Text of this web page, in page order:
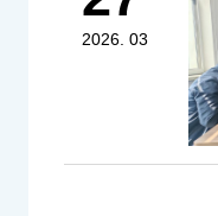
2026. 03